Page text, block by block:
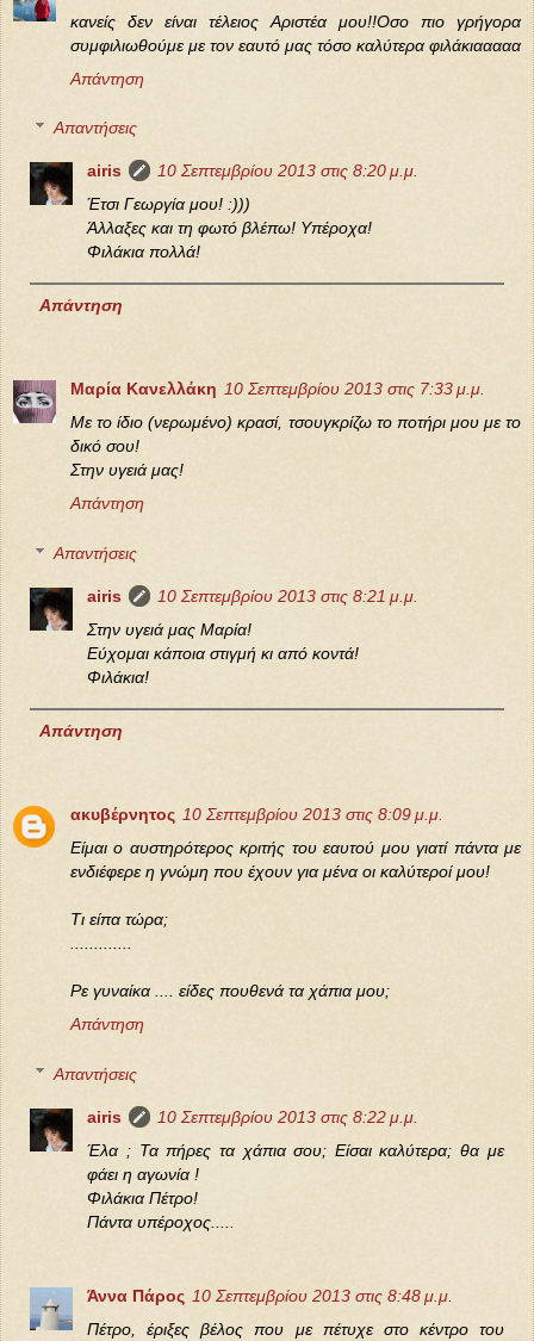
κανείς δεν είναι τέλειος Αριστέα μου!!Οσο πιο γρήγορα
συμφιλιωθούμε με τον εαυτό μας τόσο καλύτερα φιλάκιααααα
Απάντηση
Απαντήσεις
airis
10 Σεπτεμβρίου 2013 στις 8:20 μ.μ.
Έτσι Γεωργία μου! :)))
Άλλαξες και τη φωτό βλέπω! Υπέροχα!
Φιλάκια πολλά!
Απάντηση
Μαρία Κανελλάκη 10 Σεπτεμβρίου 2013 στις 7:33 μ.μ.
Με το ίδιο (νερωμένο) κρασί, τσουγκρίζω το ποτήρι μου με το
δικό σου!
Στην υγειά μας!
Απάντηση
Απαντήσεις
airis
10 Σεπτεμβρίου 2013 στις 8:21 μ.μ.
Στην υγειά μας Μαρία!
Εύχομαι κάποια στιγμή κι από κοντά!
Φιλάκια!
Απάντηση
ακυβέρνητος 10 Σεπτεμβρίου 2013 στις 8:09 μ.μ.
Είμαι ο αυστηρότερος κριτής του εαυτού μου γιατί πάντα με
ενδιέφερε η γνώμη που έχουν για μένα οι καλύτεροί μου!
Τι είπα τώρα;
Ρε γυναίκα .... είδες πουθενά τα χάπια μου;
Απάντηση
Απαντήσεις
airis
10 Σεπτεμβρίου 2013 στις 8:22 μ.μ.
Έλα ; Τα πήρες τα χάπια σου; Είσαι καλύτερα; θα με
φάει η αγωνία !
Φιλάκια Πέτρο!
Πάντα υπέροχος.....
Άννα Πάρος 10 Σεπτεμβρίου 2013 στις 8:48 μ.μ.
Πέτρο, έριξες βέλος που με πέτυχε στο κέντρο του